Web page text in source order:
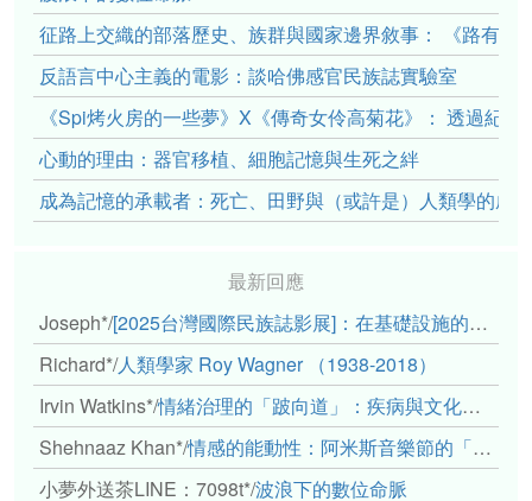
征路上交織的部落歷史、族群與國家邊界敘事： 《路有
反語言中心主義的電影：談哈佛感官民族誌實驗室
《Spi烤火房的一些夢》X《傳奇女伶高菊花》： 透過紀
心動的理由：器官移植、細胞記憶與生死之絆
成為記憶的承載者：死亡、田野與（或許是）人類學的成
最新回應
Joseph*/[2025台灣國際民族誌影展]：在基礎設施的邊緣，聆聽人的呼吸
Richard*/人類學家 Roy Wagner （1938-2018）
Irvin Watkins*/情緒治理的「跛向道」：疾病與文化象徵的轉變舉例
Shehnaaz Khan*/情感的能動性：阿米斯音樂節的「對話觀察」
小夢外送茶LINE：7098t*/波浪下的數位命脈